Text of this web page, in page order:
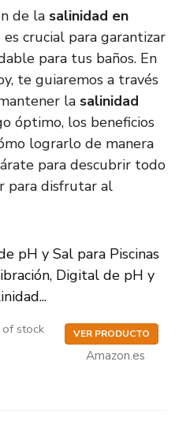
de la salinidad en
es crucial para garantizar
para tus baños. En
te guiaremos a través
la salinidad
óptimo, los beneficios
lograrlo de manera
para descubrir todo
para disfrutar al
pH y Sal para Piscinas
Digital de pH y
stock VER PRODUCTO
Amazon.es